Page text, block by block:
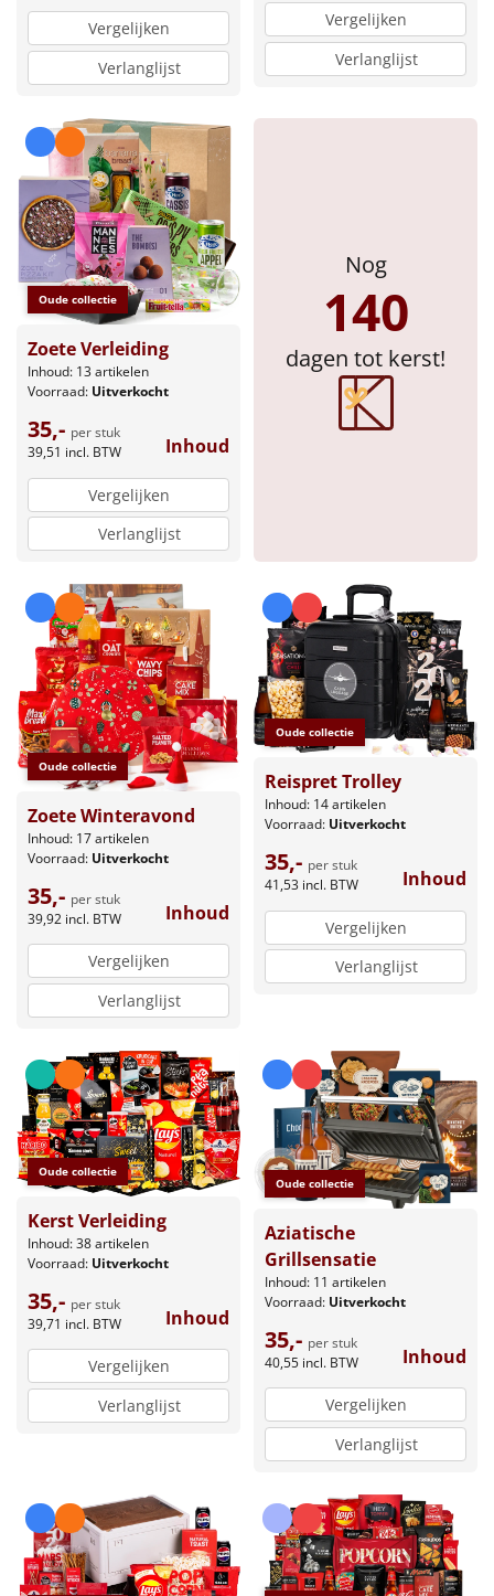
Deken (fleece plaid)
Overige
Ideeën
Personeel
Doe het zelf
Sinterklaaspakketten
Particulier
Kerstgeschenken 2026
Relatiegeschenken
Per stuk
Alle overige
Vergelijken
Verlanglijst
Vergelijken
Verlanglijst
Oude collectie
Zoete Verleiding
Inhoud: 13 artikelen
Voorraad: Uitverkocht
35,- per stuk
39,51 incl. BTW Inhoud
Vergelijken
Verlanglijst
Nog
140
dagen tot kerst!
Oude collectie
Zoete Winteravond
Inhoud: 17 artikelen
Voorraad: Uitverkocht
35,- per stuk
39,92 incl. BTW Inhoud
Vergelijken
Verlanglijst
Oude collectie
Reispret Trolley
Inhoud: 14 artikelen
Voorraad: Uitverkocht
35,- per stuk
41,53 incl. BTW Inhoud
Vergelijken
Verlanglijst
Oude collectie
Kerst Verleiding
Inhoud: 38 artikelen
Voorraad: Uitverkocht
35,- per stuk
39,71 incl. BTW Inhoud
Vergelijken
Verlanglijst
Oude collectie
Aziatische
Grillsensatie
Inhoud: 11 artikelen
Voorraad: Uitverkocht
35,- per stuk
40,55 incl. BTW Inhoud
Vergelijken
Verlanglijst